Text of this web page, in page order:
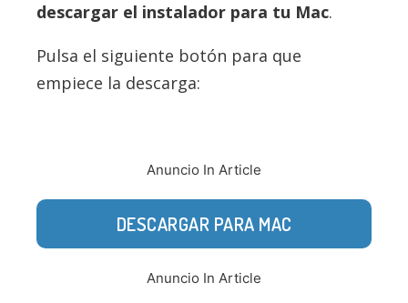
descargar el instalador para tu Mac.
Pulsa el siguiente botón para que
empiece la descarga:
Anuncio In Article
DESCARGAR PARA MAC
Anuncio In Article